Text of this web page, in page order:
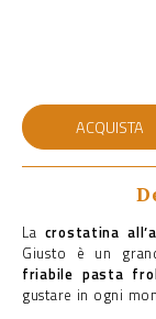
Crostatina
albicocca
senza
glutine
ACQUISTA
La crostatina
Giusto è un
friabile pasta
gustare in ogni